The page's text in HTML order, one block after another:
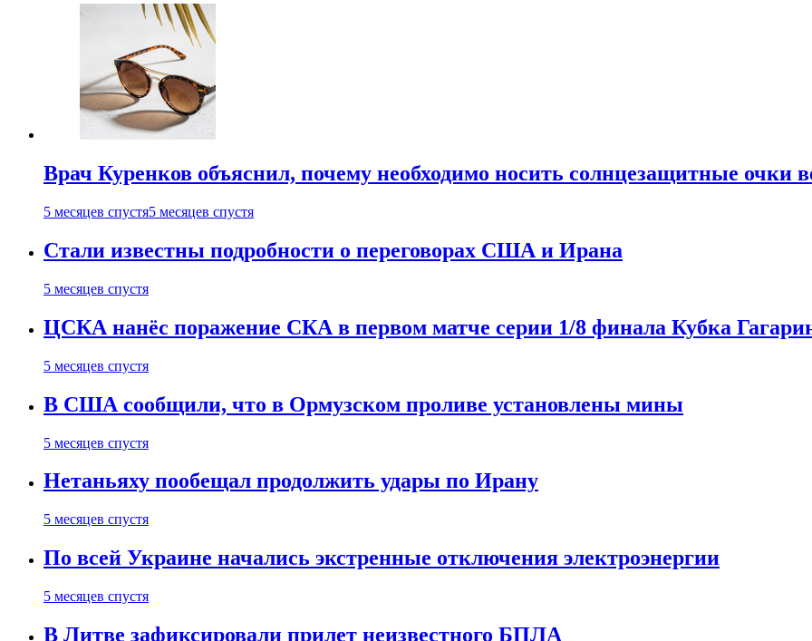
Врач Куренков объяснил, почему необходимо носить солнцезащитные очки
5 месяцев спустя5 месяцев спустя
Стали известны подробности о переговорах США и Ирана
5 месяцев спустя
ЦСКА нанёс поражение СКА в первом матче серии 1/8 финала Кубка
5 месяцев спустя
В США сообщили, что в Ормузском проливе установлены мины
5 месяцев спустя
Нетаньяху пообещал продолжить удары по Ирану
5 месяцев спустя
По всей Украине начались экстренные отключения электроэнергии
5 месяцев спустя
В Литве зафиксировали прилет неизвестного БПЛА